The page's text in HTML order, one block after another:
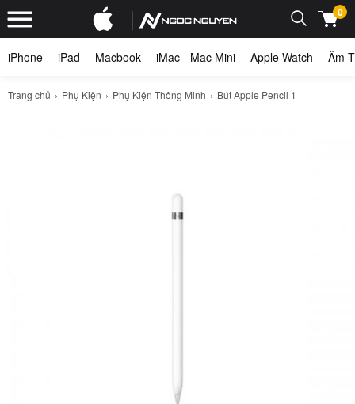
0
iPhone iPad Macbook iMac - Mac Mini Apple Watch Âm
Trang chủ Phụ Kiện Phụ Kiện Thông Minh Bút Apple Pencil 1